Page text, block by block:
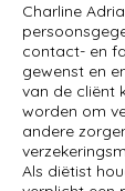
Charline
contact- en
gewenst en
van de cliënt
worden om
andere
Als diëtist